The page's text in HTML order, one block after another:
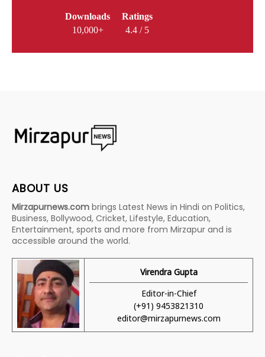
Downloads
10,000+
Ratings
4.4 / 5
ABOUT US
Mirzapurnews.com brings Latest News in Hindi on Politics,
Business, Bollywood, Cricket, Lifestyle, Education,
Entertainment, sports and more from Mirzapur and is
accessible around the world.
Virendra Gupta
Editor-in-Chief
(+91) 9453821310
editor@mirzapurnews.com